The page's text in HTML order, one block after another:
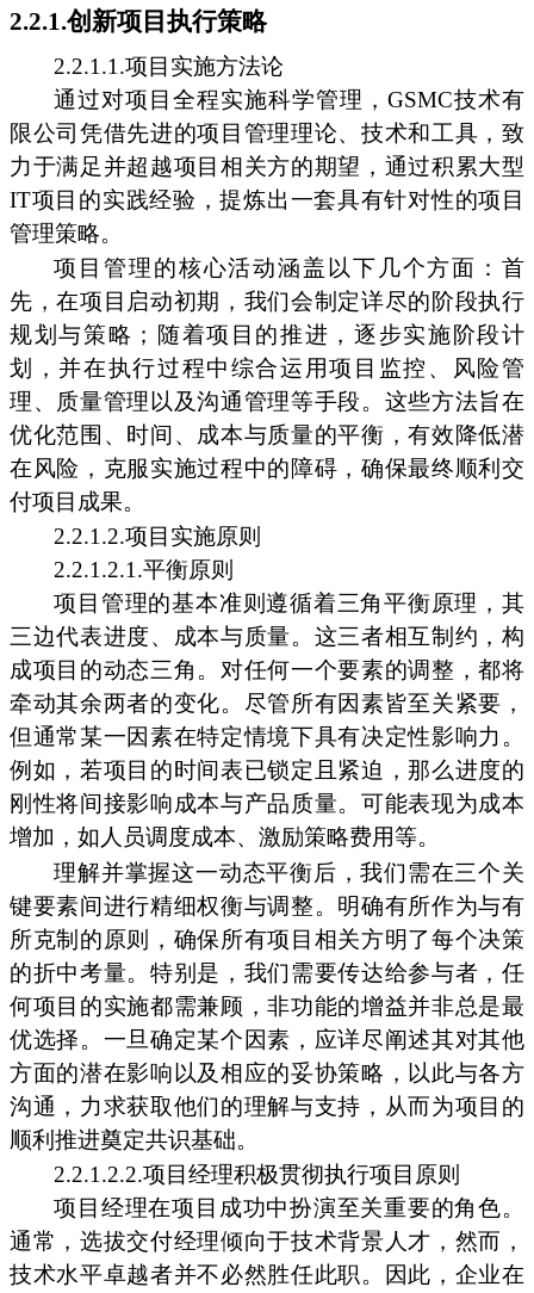
2.2.1.创新项目执行策略
2.2.1.1.项目实施方法论
通过对项目全程实施科学管理，GSMC技术有
限公司凭借先进的项目管理理论、技术和工具，致
力于满足并超越项目相关方的期望，通过积累大型
IT项目的实践经验，提炼出一套具有针对性的项目
管理策略。
项目管理的核心活动涵盖以下几个方面：首
先，在项目启动初期，我们会制定详尽的阶段执行
规划与策略；随着项目的推进，逐步实施阶段计
划，并在执行过程中综合运用项目监控、风险管
理、质量管理以及沟通管理等手段。这些方法旨在
优化范围、时间、成本与质量的平衡，有效降低潜
在风险，克服实施过程中的障碍，确保最终顺利交
付项目成果。
2.2.1.2.项目实施原则
2.2.1.2.1.平衡原则
项目管理的基本准则遵循着三角平衡原理，其
三边代表进度、成本与质量。这三者相互制约，构
成项目的动态三角。对任何一个要素的调整，都将
牵动其余两者的变化。尽管所有因素皆至关紧要，
但通常某一因素在特定情境下具有决定性影响力。
例如，若项目的时间表已锁定且紧迫，那么进度的
刚性将间接影响成本与产品质量。可能表现为成本
增加，如人员调度成本、激励策略费用等。
理解并掌握这一动态平衡后，我们需在三个关
键要素间进行精细权衡与调整。明确有所作为与有
所克制的原则，确保所有项目相关方明了每个决策
的折中考量。特别是，我们需要传达给参与者，任
何项目的实施都需兼顾，非功能的增益并非总是最
优选择。一旦确定某个因素，应详尽阐述其对其他
方面的潜在影响以及相应的妥协策略，以此与各方
沟通，力求获取他们的理解与支持，从而为项目的
顺利推进奠定共识基础。
2.2.1.2.2.项目经理积极贯彻执行项目原则
项目经理在项目成功中扮演至关重要的角色。
通常，选拔交付经理倾向于技术背景人才，然而，
技术水平卓越者并不必然胜任此职。因此，企业在